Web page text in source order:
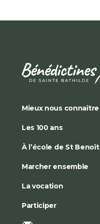
Mieux nous connaître
Les 100 ans
À l’école de St Benoît
Marcher ensemble
La vocation
Participer